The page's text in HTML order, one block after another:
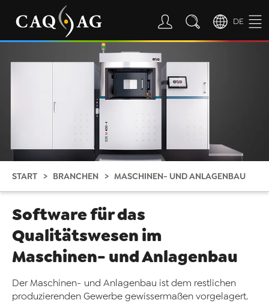
DE
START BRANCHEN MASCHINEN- UND ANLAGENBAU
Software für das
Qualitätswesen im
Maschinen- und Anlagenbau
Der Maschinen- und Anlagenbau ist dem restlichen
produzierenden Gewerbe gewissermaßen vorgelagert.